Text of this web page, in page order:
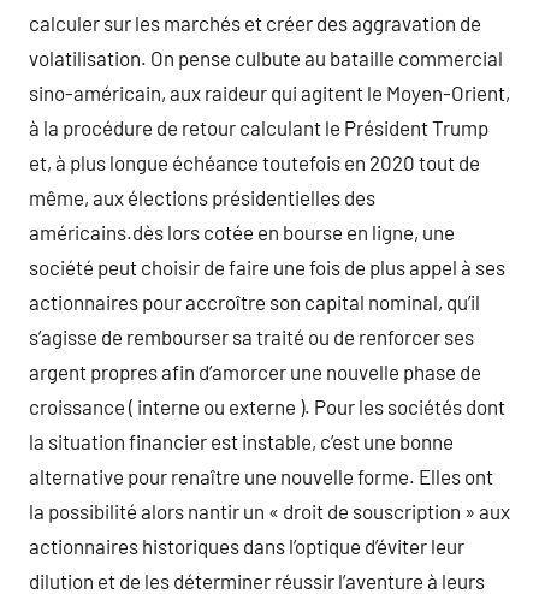
calculer sur les marchés et créer des aggravation de
volatilisation. On pense culbute au bataille commercial
sino-américain, aux raideur qui agitent le Moyen-Orient,
à la procédure de retour calculant le Président Trump
et, à plus longue échéance toutefois en 2020 tout de
même, aux élections présidentielles des
américains.dès lors cotée en bourse en ligne, une
société peut choisir de faire une fois de plus appel à ses
actionnaires pour accroître son capital nominal, qu’il
s’agisse de rembourser sa traité ou de renforcer ses
argent propres afin d’amorcer une nouvelle phase de
croissance ( interne ou externe ). Pour les sociétés dont
la situation financier est instable, c’est une bonne
alternative pour renaître une nouvelle forme. Elles ont
la possibilité alors nantir un « droit de souscription » aux
actionnaires historiques dans l’optique d’éviter leur
dilution et de les déterminer réussir l’aventure à leurs